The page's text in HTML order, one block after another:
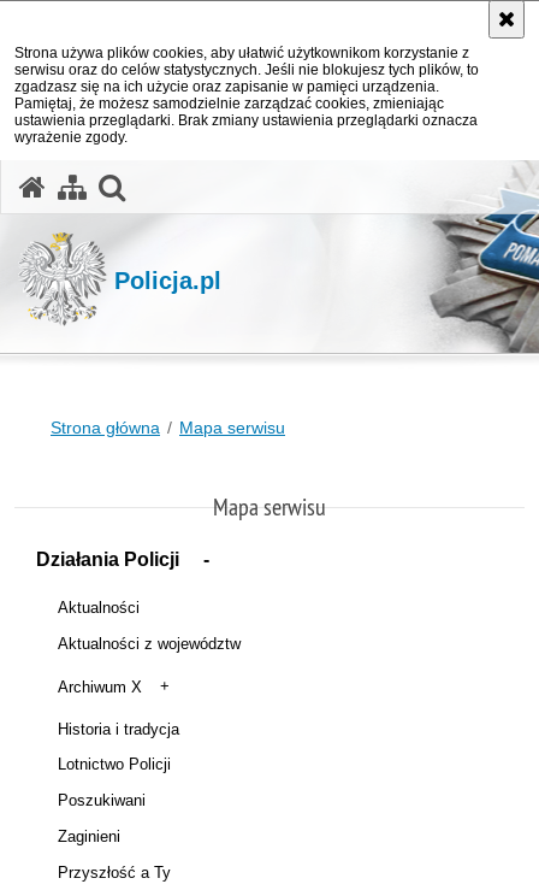
Strona używa plików cookies, aby ułatwić użytkownikom korzystanie z
serwisu oraz do celów statystycznych. Jeśli nie blokujesz tych plików, to
zgadzasz się na ich użycie oraz zapisanie w pamięci urządzenia.
Pamiętaj, że możesz samodzielnie zarządzać cookies, zmieniając
ustawienia przeglądarki. Brak zmiany ustawienia przeglądarki oznacza
wyrażenie zgody.
Policja.pl
Strona główna Mapa serwisu
Mapa serwisu
Działania Policji
Aktualności
Aktualności z województw
Archiwum X
Historia i tradycja
Lotnictwo Policji
Poszukiwani
Zaginieni
Przyszłość a Ty